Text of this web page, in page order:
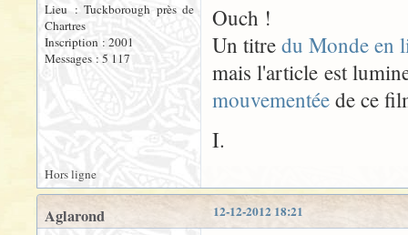
Lieu : Tuckborough près de
Chartres
Inscription : 2001
Messages : 5 117
Ouch !
Un titre du Monde en
mais l'article est
mouvementée de ce
I.
Hors ligne
12-12-2012 18:21
Aglarond